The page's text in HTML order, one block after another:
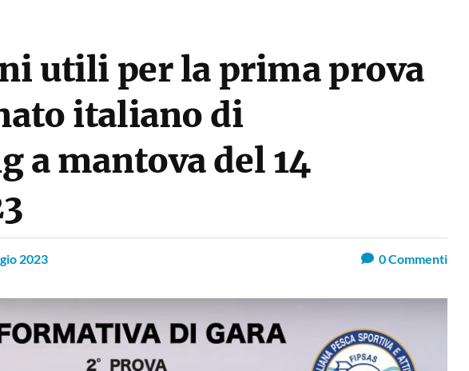
utili per la prima prova
italiano di
a mantova del 14
2023 0Commenti